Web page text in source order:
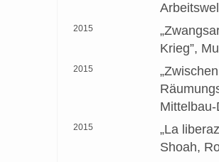
2015
Krieg”,
2015
2015
„La
Shoah,